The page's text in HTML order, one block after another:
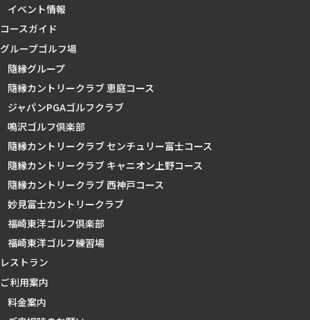
イベント情報
コースガイド
グループゴルフ場
隨縁グループ
隨縁カントリークラブ 恵庭コース
ジャパンPGAゴルフクラブ
鳴沢ゴルフ倶楽部
隨縁カントリークラブ センチュリー富士コース
隨縁カントリークラブ キャニオン上野コース
隨縁カントリークラブ 西神戸コース
妙見富士カントリークラブ
福崎東洋ゴルフ倶楽部
福崎東洋ゴルフ練習場
レストラン
ご利用案内
料金案内